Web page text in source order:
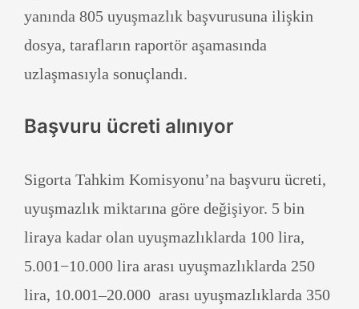
yanında 805 uyuşmazlık başvurusuna ilişkin
dosya, tarafların raportör aşamasında
uzlaşmasıyla sonuçlandı.
Başvuru ücreti alınıyor
Sigorta Tahkim Komisyonu’na başvuru ücreti,
uyuşmazlık miktarına göre değişiyor. 5 bin
liraya kadar olan uyuşmazlıklarda 100 lira,
5.001−10.000 lira arası uyuşmazlıklarda 250
lira, 10.001–20.000 arası uyuşmazlıklarda 350